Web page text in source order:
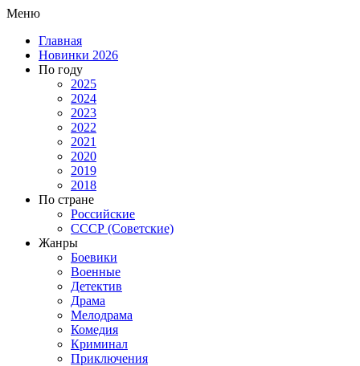
Меню
Главная
Новинки 2026
По году
2025
2024
2023
2022
2021
2020
2019
2018
По стране
Российские
СССР (Советские)
Жанры
Боевики
Военные
Детектив
Драма
Мелодрама
Комедия
Криминал
Приключения